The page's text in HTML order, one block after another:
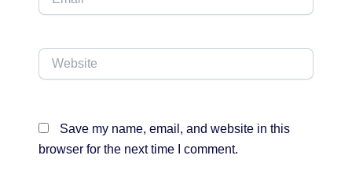
Website
Save my name, email, and website in this
browser for the next time I comment.